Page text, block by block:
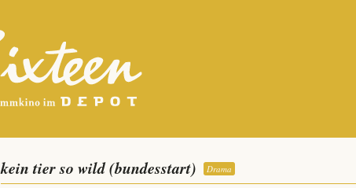
kein tier so wild (bundesstart) Drama